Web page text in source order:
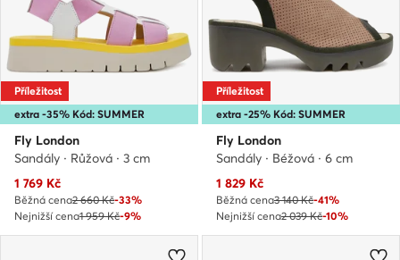
extra -35% Kód: SUMMER
Příležitost
Fly London
Sandály · Růžová · 3 cm
Aktuální cena
1 769 Kč
Běžná cena2 660 Kč-33%
Nejnižší cena1 959 Kč-9%
extra -25% Kód: SUMMER
Příležitost
Fly London
Sandály · Béžová · 6 cm
Aktuální cena
1 829 Kč
Běžná cena3 140 Kč-41%
Nejnižší cena2 039 Kč-10%